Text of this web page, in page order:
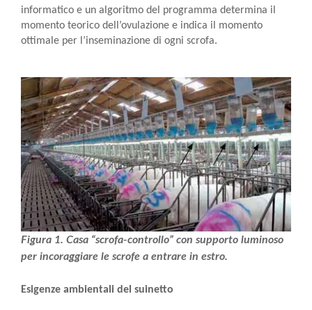
informatico e un algoritmo del programma determina il
momento teorico dell’ovulazione e indica il momento
ottimale per l’inseminazione di ogni scrofa.
Figura 1. Casa “scrofa-controllo” con supporto luminoso
per incoraggiare le scrofe a entrare in estro.
Esigenze ambientali del suinetto